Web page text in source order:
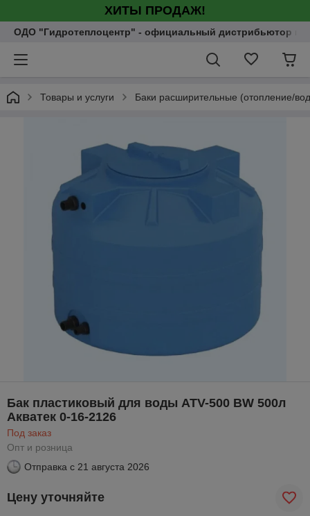
ХИТЫ ПРОДАЖ!
ОДО "Гидротеплоцентр" - официальный дистрибьютор
Товары и услуги Баки расширительные (отопление/
Бак пластиковый для воды ATV-500 BW 500л
Акватек 0-16-2126
Под заказ
Опт и розница
Отправка с 21 августа 2026
Цену уточняйте